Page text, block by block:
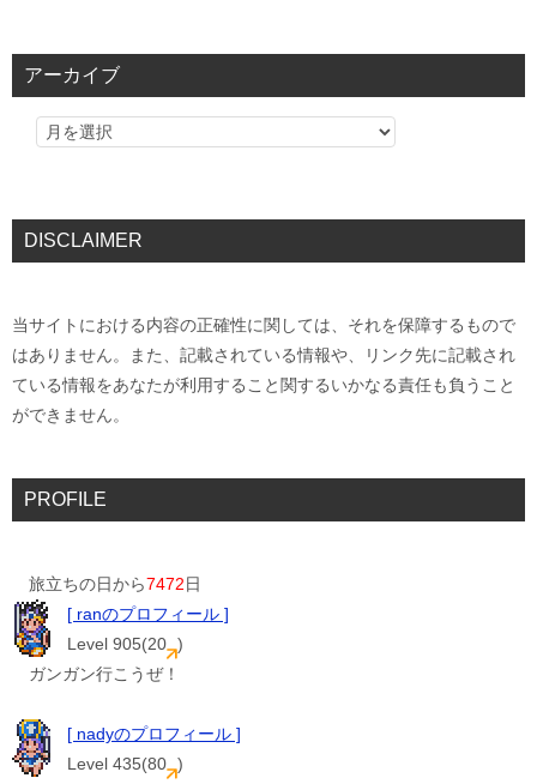
アーカイブ
DISCLAIMER
当サイトにおける内容の正確性に関しては、それを保障するもので
はありません。また、記載されている情報や、リンク先に記載され
ている情報をあなたが利用すること関するいかなる責任も負うこと
ができません。
PROFILE
旅立ちの日から7472日
[ ranのプロフィール ]
Level 905(20 )
ガンガン行こうぜ！
[ nadyのプロフィール ]
Level 435(80 )